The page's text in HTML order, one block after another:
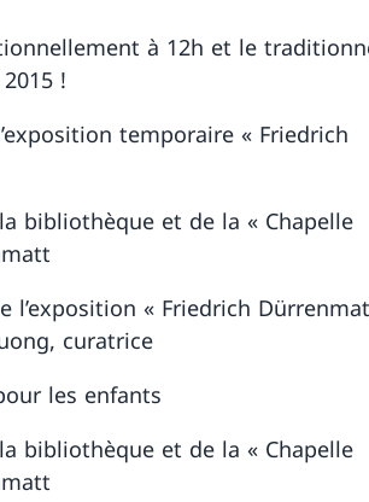
à 12h et le
!
temporaire « Friedrich
bibliothèque et de la « Chapelle
l’exposition « Friedrich
curatrice
les enfants
bibliothèque et de la « Chapelle